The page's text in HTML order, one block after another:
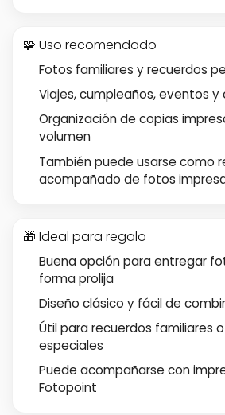
🧩 Uso recomendado
Fotos familiares y recuerdos
Viajes, cumpleaños, eventos y
Organización de copias
volumen
También puede usarse como
acompañado de fotos
🎁 Ideal para regalo
Buena opción para entregar
forma prolija
Diseño clásico y fácil de
Útil para recuerdos familiares
especiales
Puede acompañarse con
Fotopoint